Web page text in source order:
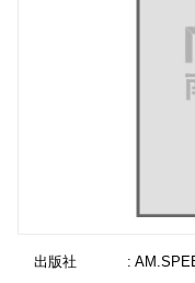
出版社
: